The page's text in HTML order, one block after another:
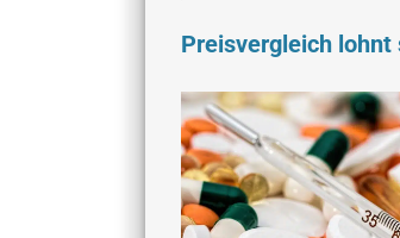
Preisvergleich
Zeige
grösseres
Bild